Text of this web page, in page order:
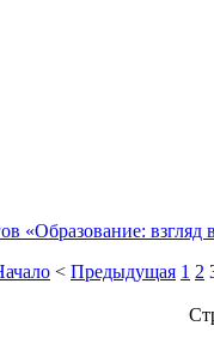
«Образование: взгляд
< Предыдущая 1 2